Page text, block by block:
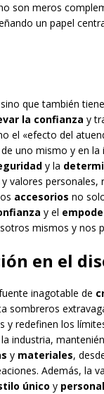
son meros
un papel
que también
la confianza y
el «efecto del
uno mismo y en la
y la
valores personales,
accesorios no
y el
mismos y nos
en el
inagotable de
sombreros
y redefinen los
industria,
y materiales,
Además, la
único y